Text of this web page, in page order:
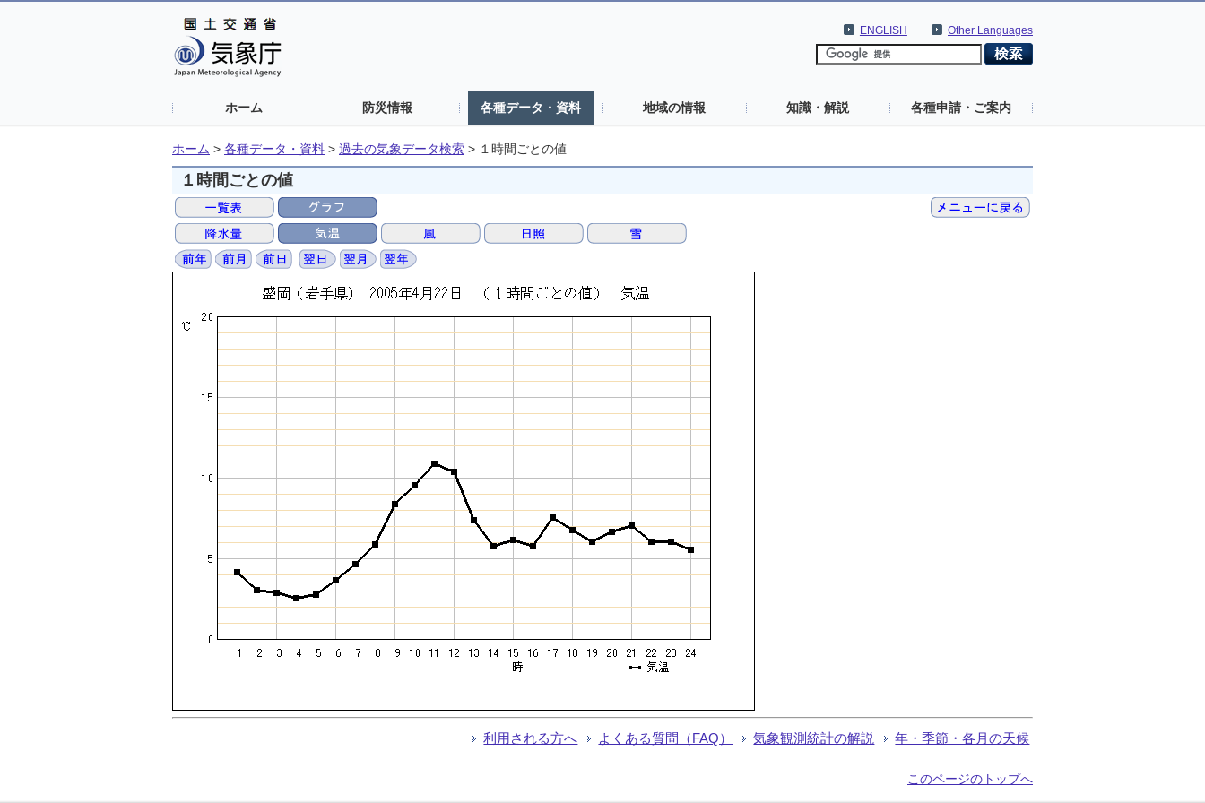
Other Languages
ENGLISH
ホーム 防災情報 各種データ・資料 地域の情報 知識・解説 各種申請・ご案内
ホーム > 各種データ・資料 > 過去の気象データ検索 > １時間ごとの値
１時間ごとの値
利用される方へ よくある質問（FAQ） 気象観測統計の解説 年・季節・各月の天候
このページのトップへ